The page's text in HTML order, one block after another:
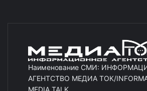
Наименование СМИ:
АГЕНТСТВО МЕДИА ТОК/